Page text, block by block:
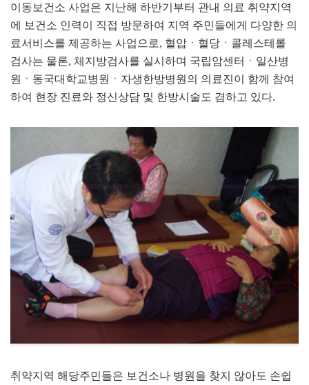
이동보건소 사업은 지난해 하반기부터 관내 의료 취약지역
에 보건소 인력이 직접 방문하여 지역 주민들에게 다양한 의
료서비스를 제공하는 사업으로, 혈압ㆍ혈당ㆍ콜레스테롤
검사는 물론, 체지방검사를 실시하며 국립암센터ㆍ일산병
원ㆍ동국대학교병원ㆍ자생한방병원의 의료진이 함께 참여
하여 현장 진료와 정신상담 및 한방시술도 겸하고 있다.
취약지역 해당주민들은 보건소나 병원을 찾지 않아도 손쉽